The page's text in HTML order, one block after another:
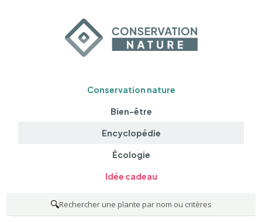
Conservation nature
Bien-être
Encyclopédie
Écologie
Idée cadeau
🔍Rechercher une plante par nom ou critères